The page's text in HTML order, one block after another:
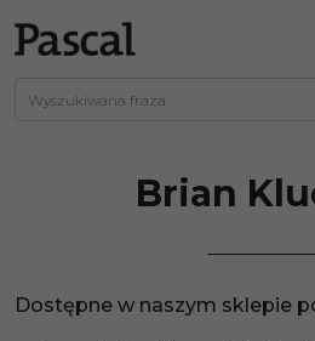
Brian
Dostępne w naszym sklepie